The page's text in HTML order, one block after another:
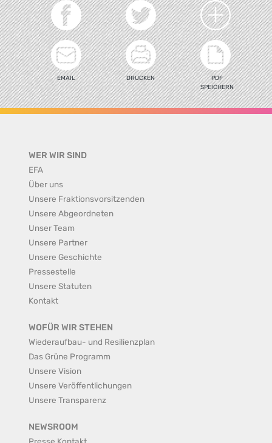
EMAIL DRUCKEN
PDF
SPEICHERN
WER WIR SIND
EFA
Über uns
Unsere Fraktionsvorsitzenden
Unsere Abgeordneten
Unser Team
Unsere Partner
Unsere Geschichte
Pressestelle
Unsere Statuten
Kontakt
WOFÜR WIR STEHEN
Wiederaufbau- und Resilienzplan
Das Grüne Programm
Unsere Vision
Unsere Veröffentlichungen
Unsere Transparenz
NEWSROOM